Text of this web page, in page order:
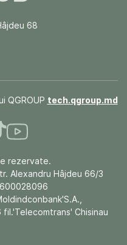
68
QGROUP tech.qgroup.md
rezervate.
Alexandru Hâjdeu 66/3
Chisinau